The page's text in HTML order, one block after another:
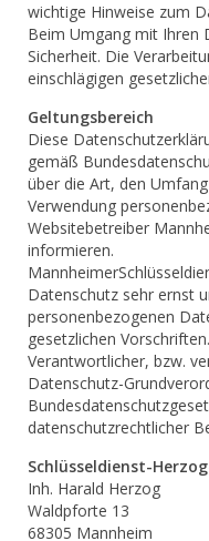
wichtige Hinweise zum
Beim Umgang mit Ihren
Sicherheit. Die
einschlägigen
Geltungsbereich
Diese
gemäß
über die Art, den
Verwendung
Websitebetreiber
informieren.
Datenschutz sehr ernst
personenbezogenen
gesetzlichen Vorschriften.
Verantwortlicher, bzw.
Datenschutz-
datenschutzrechtlicher
Schlüsseldienst-
Inh. Harald Herzog
Waldpforte 13
68305 Mannheim